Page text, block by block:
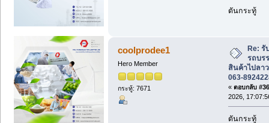
ดันกระทู้
coolprodee1
Hero Member
กระทู้: 7671
Re: รั
รถบร
สินค้าไปลา
063-
« ตอบกลับ
2026,
ดันกระทู้